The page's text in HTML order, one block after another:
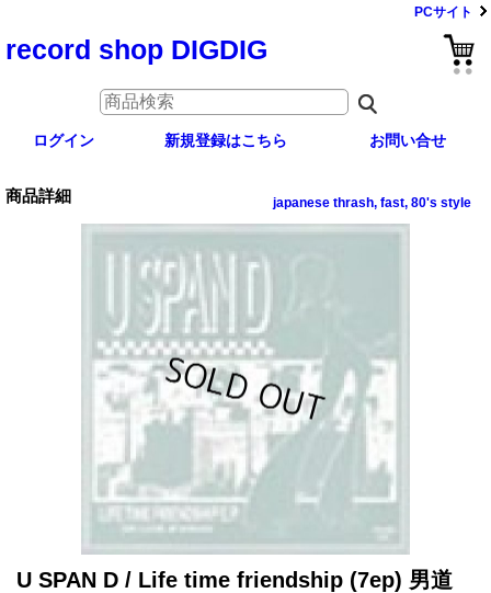
PCサイト
record shop DIGDIG
ログイン 新規登録はこちら お問い合せ
商品詳細 japanese thrash, fast, 80's style
U SPAN D / Life time friendship (7ep) 男道